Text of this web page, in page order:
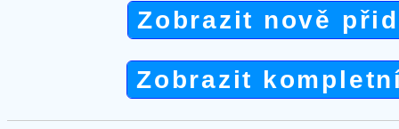
Zobrazit nově
Zobrazit